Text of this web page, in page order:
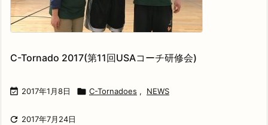
C-Tornado 2017(第11回USAコーチ研修会)
 2017年1月8日  C-Tornadoes , NEWS
 2017年7月24日